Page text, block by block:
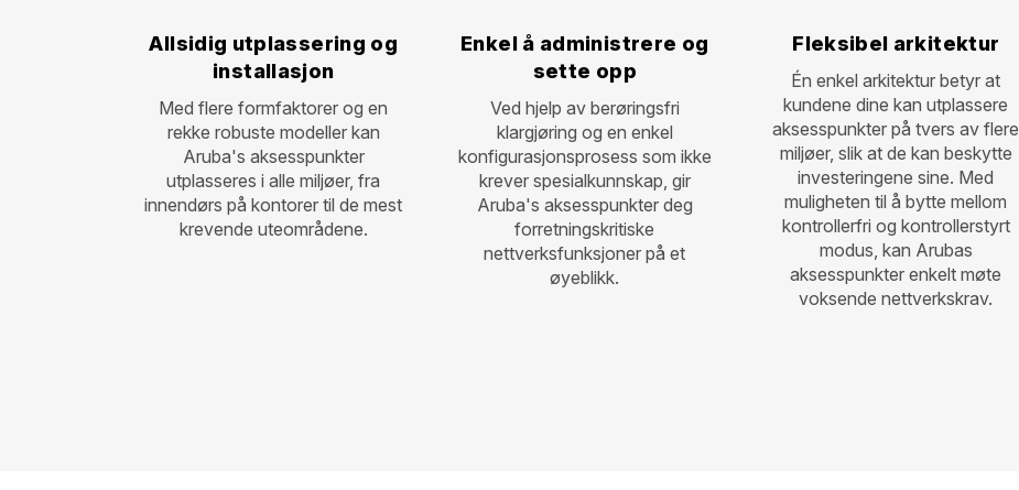
Allsidig utplassering og
installasjon
Med flere formfaktorer og en
rekke robuste modeller kan
Aruba's aksesspunkter
utplasseres i alle miljøer, fra
innendørs på kontorer til de mest
krevende uteområdene.
Enkel å administrere og
sette opp
Ved hjelp av berøringsfri
klargjøring og en enkel
konfigurasjonsprosess som ikke
krever spesialkunnskap, gir
Aruba's aksesspunkter deg
forretningskritiske
nettverksfunksjoner på et
øyeblikk.
Fleksibel arkitektur
Én enkel arkitektur betyr at
kundene dine kan utplassere
aksesspunkter på tvers av flere
miljøer, slik at de kan beskytte
investeringene sine. Med
muligheten til å bytte mellom
kontrollerfri og kontrollerstyrt
modus, kan Arubas
aksesspunkter enkelt møte
voksende nettverkskrav.